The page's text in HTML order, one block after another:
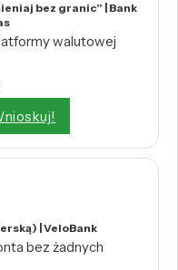
bez granic” | Bank
walutowej
| VeloBank
bez żadnych